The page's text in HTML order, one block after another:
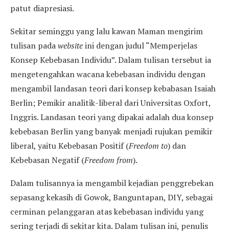
patut diapresiasi.
Sekitar seminggu yang lalu kawan Maman mengirim
tulisan padawebsiteini dengan judul “Memperjelas
Konsep Kebebasan Individu”. Dalam tulisan tersebut ia
mengetengahkan wacana kebebasan individu dengan
mengambil landasan teori dari konsep kebabasan Isaiah
Berlin; Pemikir analitik-liberal dari Universitas Oxfort,
Inggris. Landasan teori yang dipakai adalah dua konsep
kebebasan Berlin yang banyak menjadi rujukan pemikir
liberal, yaitu Kebebasan Positif (Freedom to) dan
Kebebasan Negatif (Freedom from).
Dalam tulisannya ia mengambil kejadian penggrebekan
sepasang kekasih di Gowok, Banguntapan, DIY, sebagai
cerminan pelanggaran atas kebebasan individu yang
sering terjadi di sekitar kita. Dalam tulisan ini, penulis